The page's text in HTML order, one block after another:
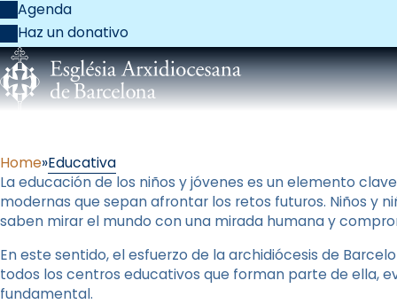
Agenda
Haz un donativo
Home Educativa
La educación de los niños y jóvenes es un elemento
modernas que sepan afrontar los retos futuros. Niños y
saben mirar el mundo con una mirada humana y
En este sentido, el esfuerzo de la archidiócesis de
todos los centros educativos que forman parte de ella,
fundamental.